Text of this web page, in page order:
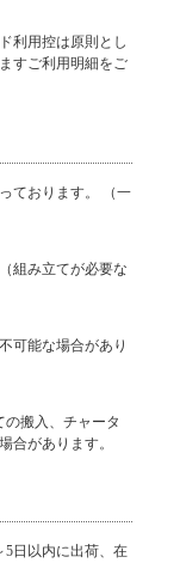
利用控は原則とし
すご利用明細をご
ております。 （一
組み立てが必要な
可能な場合があり
搬入、チャータ
合があります。
5日以内に出荷、在